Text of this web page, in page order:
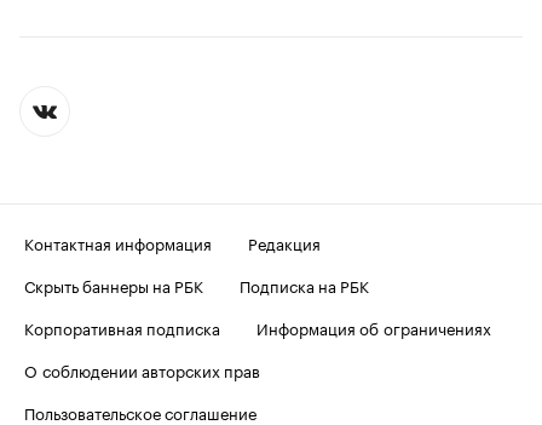
Контактная информация
Редакция
Скрыть баннеры на РБК
Подписка на РБК
Корпоративная подписка
Информация об ограничениях
О соблюдении авторских прав
Пользовательское соглашение